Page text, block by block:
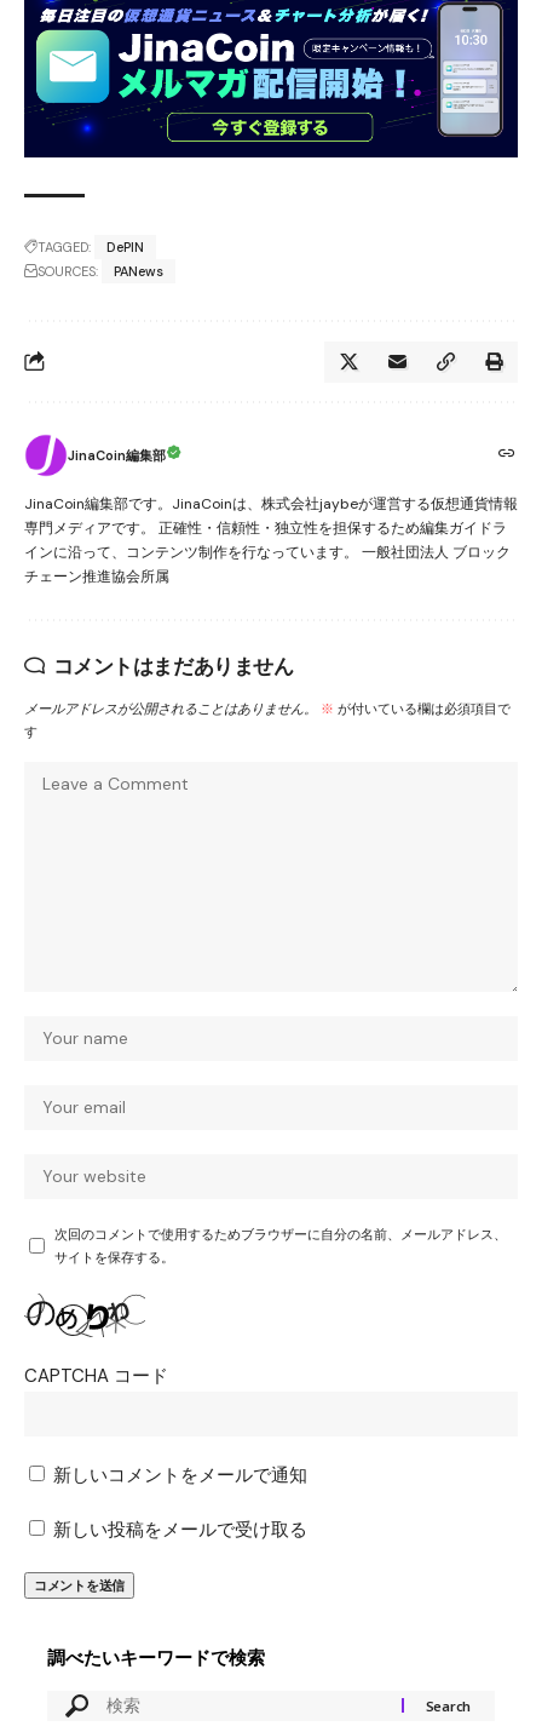
TAGGED:
DePIN
SOURCES:
PANews
JinaCoin編集部
JinaCoin編集部です。JinaCoinは、株式会社jaybeが運営する仮想通貨情報
専門メディアです。 正確性・信頼性・独立性を担保するため編集ガイドラ
インに沿って、コンテンツ制作を行なっています。 一般社団法人 ブロック
チェーン推進協会所属
コメントはまだありません
メールアドレスが公開されることはありません。 ※ が付いている欄は必須項目で
す
次回のコメントで使用するためブラウザーに自分の名前、メールアドレス、
サイトを保存する。
CAPTCHA コード
新しいコメントをメールで通知
新しい投稿をメールで受け取る
調べたいキーワードで検索